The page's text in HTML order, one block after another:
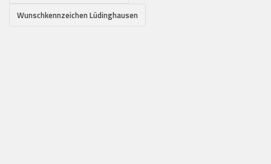
Wunschkennzeichen Lüdinghausen